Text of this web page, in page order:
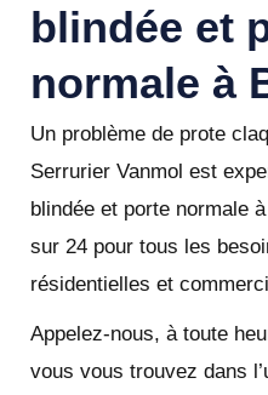
blindée et
normale à
Un problème de prote
Serrurier Vanmol est
blindée et porte normale
sur 24 pour tous les
résidentielles et
Appelez-nous, à toute
vous vous trouvez dans